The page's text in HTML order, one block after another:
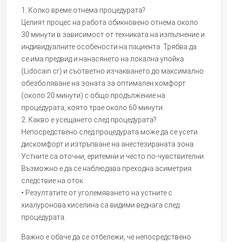
1. Колко време отнема процедурата?
Целият процес на работа обикновено отнема около
30 минути в зависимост от техниката на изпълнение и
индивидуалните особености на пациента. Трябва да
се има предвид и нанасянето на локална упойка
(Lidocain cr) и съответно изчакването до максимално
обезболяване на зоната за оптимален комфорт
(около 20 минути) с общо продължение на
процедурата, която трае около 60 минути.
2. Какво е усещането след процедурата?
Непосредствено след процедурата може да се усети
дискомфорт и изтръпване на анестезираната зона.
Устните са оточни, еритемни и често по-чувствителни.
Възможно е да се наблюдава преходна асиметрия
следствие на оток.
• Резултатите от уголемяването на устните с
хиалуронова киселина са видими веднага след
процедурата.
Важно е обаче да се отбележи, че непосредствено